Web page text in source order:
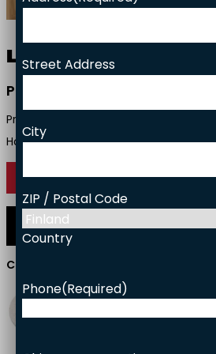
Facade bricks
Responsibility
Street Address
City
ZIP / Postal Code
Country
Phone(Required)
Lyy­dia
Price starting from
Price with installation
Household tax credit
Contact us
Funkkis Trendi Original
Current surface: